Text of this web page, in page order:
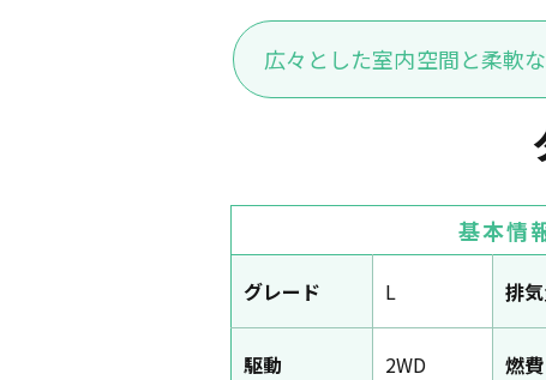
広々とした室内空間と柔軟
基本情
グレード L 排
駆動 2WD 燃費